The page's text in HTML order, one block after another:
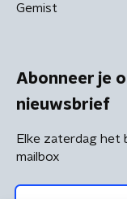
Gemist
Abonneer je
nieuwsbrief
Elke zaterdag het
mailbox